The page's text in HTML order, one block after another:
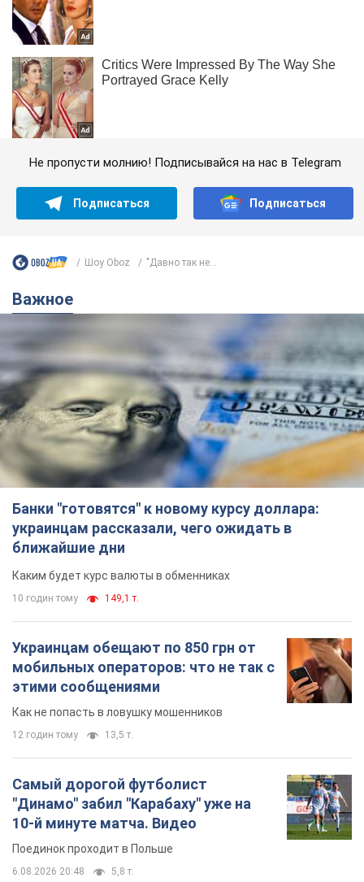
Не пропусти молнию! Подписывайся на нас в Telegram
Подписаться Подписаться
Шоу Oboz "Давно так не...
Важное
Банки "готовятся" к новому курсу доллара:
украинцам рассказали, чего ожидать в
ближайшие дни
Каким будет курс валюты в обменниках
10 годин тому 149,1 т.
Украинцам обещают по 850 грн от
мобильных операторов: что не так с
этими сообщениями
Как не попасть в ловушку мошенников
12 годин тому 13,5 т.
Самый дорогой футболист
"Динамо" забил "Карабаху" уже на
10-й минуте матча. Видео
Поединок проходит в Польше
6.08.2026 20:48 5,8 т.